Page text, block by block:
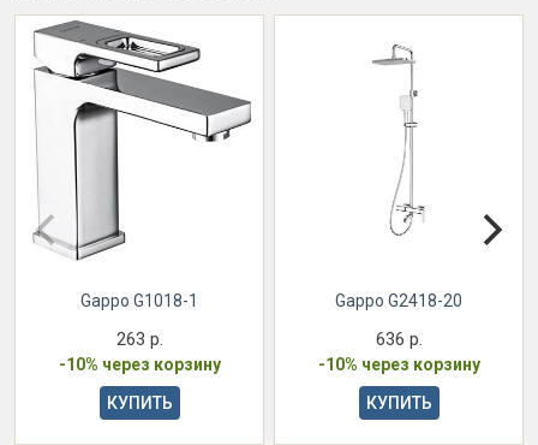
Gappo G1018-1
263 р.
-10% через корзину
КУПИТЬ
Gappo G2418-20
636 р.
-10% через корзину
КУПИТЬ